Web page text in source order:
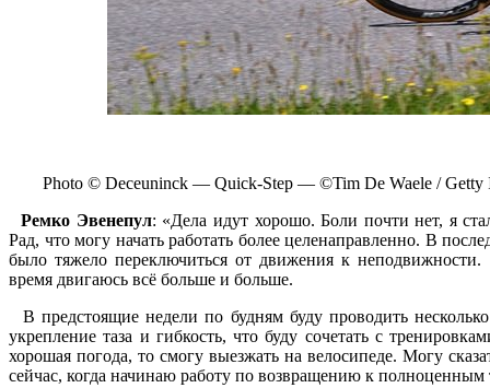
Photo © Deceuninck — Quick-Step — ©Tim De Waele / Getty
Ремко Эвенепул: «Дела идут хорошо. Боли почти нет, я
Рад, что могу начать работать более целенаправленно. В
было тяжело переключиться от движения к
время двигаюсь всё больше и больше.
В предстоящие недели по будням буду проводить
укрепление таза и гибкость, что буду сочетать с
хорошая погода, то смогу выезжать на велосипеде. Могу
сейчас, когда начинаю работу по возвращению к полноценным